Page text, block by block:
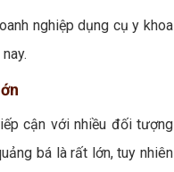
nghiệp dụng cụ y khoa
cận với nhiều đối tượng
bá là rất lớn, tuy nhiên